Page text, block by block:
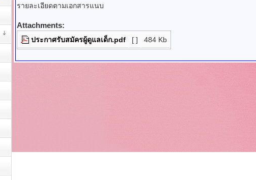
รายละเอียดตามเอกสารแนบ
Attachments:
ประกาศรับสมัครผู้ดูแลเด็ก.pdf [ ] 484 Kb